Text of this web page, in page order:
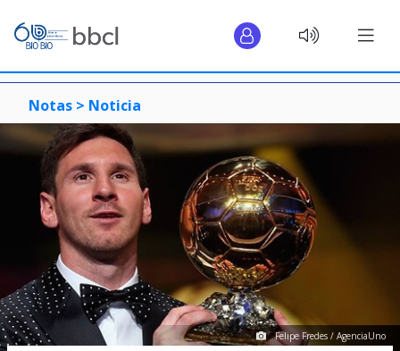
Notas > Noticia
Felipe Fredes / AgenciaUno